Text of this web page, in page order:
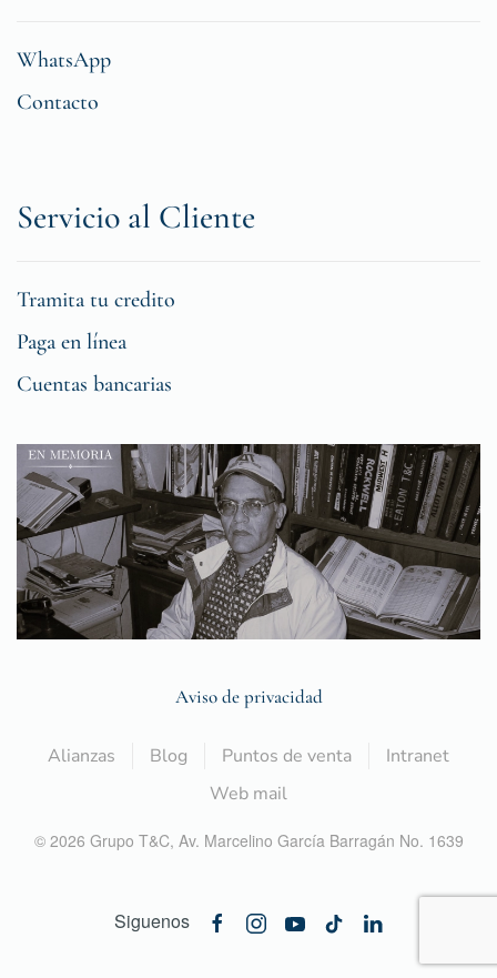
WhatsApp
Contacto
Servicio al Cliente
Tramita tu credito
Paga en línea
Cuentas bancarias
Aviso de privacidad
Alianzas Blog Puntos de venta
Intranet
Web mail
© 2026 Grupo T&C, Av. Marcelino García Barragán No. 1639
Siguenos